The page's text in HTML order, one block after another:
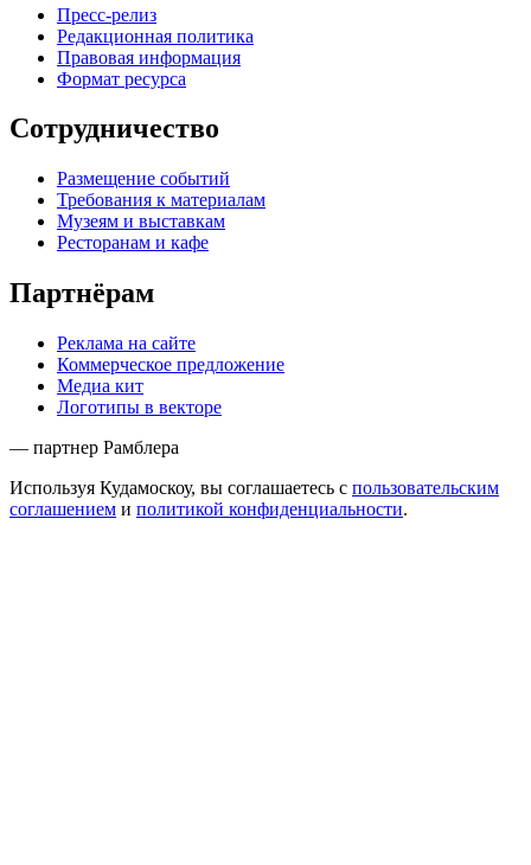
Пресс-релиз
Редакционная политика
Правовая информация
Формат ресурса
Сотрудничество
Размещение событий
Требования к материалам
Музеям и выставкам
Ресторанам и кафе
Партнёрам
Реклама на сайте
Коммерческое предложение
Медиа кит
Логотипы в векторе
— партнер Рамблера
Используя Кудамоскоу, вы соглашаетесь с пользовательским
соглашением и политикой конфиденциальности.